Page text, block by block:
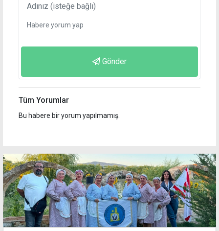
Gönder
Tüm Yorumlar
Bu habere bir yorum yapılmamış.